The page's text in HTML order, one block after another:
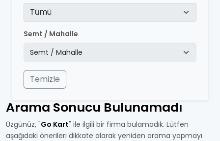
Tümü
Semt / Mahalle
Temizle
Arama Sonucu Bulunamadı
Üzgünüz, "Go Kart" ile ilgili bir firma bulamadık. Lütfen
aşağıdaki önerileri dikkate alarak yeniden arama yapmayı